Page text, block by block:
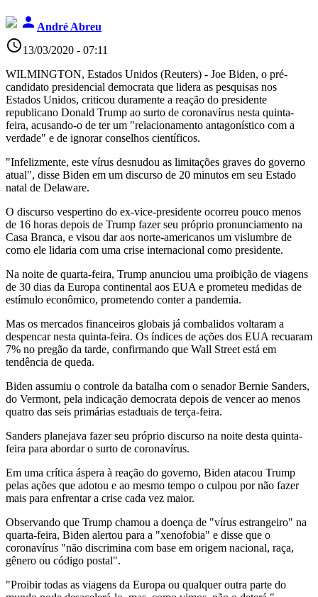
person André Abreu
access_time13/03/2020 - 07:11
WILMINGTON, Estados Unidos (Reuters) - Joe Biden, o pré-
candidato presidencial democrata que lidera as pesquisas nos
Estados Unidos, criticou duramente a reação do presidente
republicano Donald Trump ao surto de coronavírus nesta quinta-
feira, acusando-o de ter um "relacionamento antagonístico com a
verdade" e de ignorar conselhos científicos.
"Infelizmente, este vírus desnudou as limitações graves do governo
atual", disse Biden em um discurso de 20 minutos em seu Estado
natal de Delaware.
O discurso vespertino do ex-vice-presidente ocorreu pouco menos
de 16 horas depois de Trump fazer seu próprio pronunciamento na
Casa Branca, e visou dar aos norte-americanos um vislumbre de
como ele lidaria com uma crise internacional como presidente.
Na noite de quarta-feira, Trump anunciou uma proibição de viagens
de 30 dias da Europa continental aos EUA e prometeu medidas de
estímulo econômico, prometendo conter a pandemia.
Mas os mercados financeiros globais já combalidos voltaram a
despencar nesta quinta-feira. Os índices de ações dos EUA recuaram
7% no pregão da tarde, confirmando que Wall Street está em
tendência de queda.
Biden assumiu o controle da batalha com o senador Bernie Sanders,
do Vermont, pela indicação democrata depois de vencer ao menos
quatro das seis primárias estaduais de terça-feira.
Sanders planejava fazer seu próprio discurso na noite desta quinta-
feira para abordar o surto de coronavírus.
Em uma crítica áspera à reação do governo, Biden atacou Trump
pelas ações que adotou e ao mesmo tempo o culpou por não fazer
mais para enfrentar a crise cada vez maior.
Observando que Trump chamou a doença de "vírus estrangeiro" na
quarta-feira, Biden alertou para a "xenofobia" e disse que o
coronavírus "não discrimina com base em origem nacional, raça,
gênero ou código postal".
"Proibir todas as viagens da Europa ou qualquer outra parte do